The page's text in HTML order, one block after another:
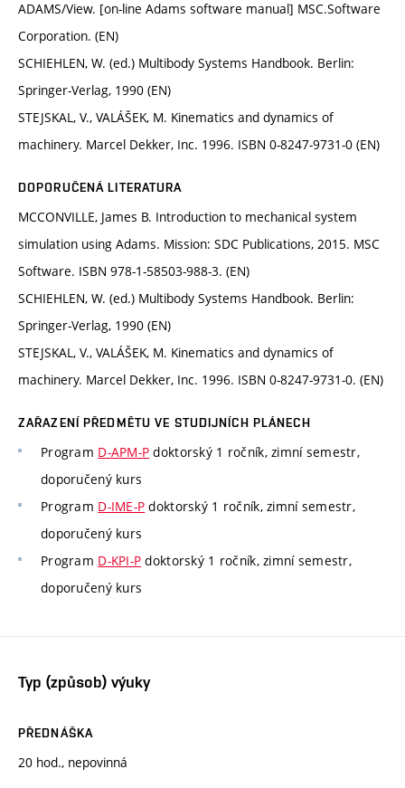
ADAMS/View. [on-line Adams software manual] MSC.Software
Corporation. (EN)
SCHIEHLEN, W. (ed.) Multibody Systems Handbook. Berlin:
Springer-Verlag, 1990 (EN)
STEJSKAL, V., VALÁŠEK, M. Kinematics and dynamics of
machinery. Marcel Dekker, Inc. 1996. ISBN 0-8247-9731-0 (EN)
DOPORUČENÁ LITERATURA
MCCONVILLE, James B. Introduction to mechanical system
simulation using Adams. Mission: SDC Publications, 2015. MSC
Software. ISBN 978-1-58503-988-3. (EN)
SCHIEHLEN, W. (ed.) Multibody Systems Handbook. Berlin:
Springer-Verlag, 1990 (EN)
STEJSKAL, V., VALÁŠEK, M. Kinematics and dynamics of
machinery. Marcel Dekker, Inc. 1996. ISBN 0-8247-9731-0. (EN)
ZAŘAZENÍ PŘEDMĚTU VE STUDIJNÍCH PLÁNECH
Program D-APM-P doktorský 1 ročník, zimní semestr,
doporučený kurs
Program D-IME-P doktorský 1 ročník, zimní semestr,
doporučený kurs
Program D-KPI-P doktorský 1 ročník, zimní semestr,
doporučený kurs
Typ (způsob) výuky
PŘEDNÁŠKA
20 hod., nepovinná